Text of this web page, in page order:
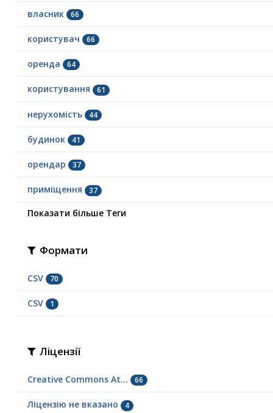
власник 66
користувач 66
оренда 64
користування 61
нерухомість 44
будинок 41
орендар 37
приміщення 37
Показати більше Теги
Формати
CSV 70
СSV 1
Ліцензії
Creative Commons At... 66
Ліцензію не вказано 4